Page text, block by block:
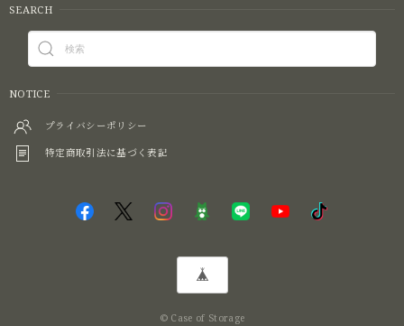
SEARCH
NOTICE
プライバシーポリシー
特定商取引法に基づく表記
© Case of Storage